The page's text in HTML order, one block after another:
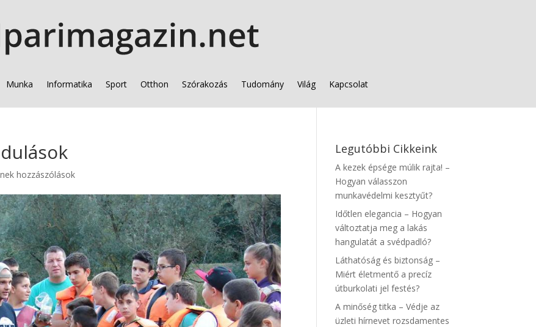
Munka Informatika Sport Otthon Szórakozás Tudomány Világ Kapcsolat
hozzászólások
Legutóbbi Cikkeink
A kezek épsége múlik rajta! –
Hogyan válasszon
munkavédelmi kesztyűt?
Időtlen elegancia – Hogyan
változtatja meg a lakás
hangulatát a svédpadló?
Láthatóság és biztonság –
Miért életmentő a precíz
útburkolati jel festés?
A minőség titka – Védje az
üzleti hírnevet rozsdamentes